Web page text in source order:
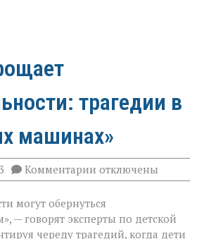
трагедии в
машинах»
Комментарии к
записи
не
прощает
невнимательности:
отключены
могут обернуться
— говорят эксперты по детской
череду трагедий, когда дети